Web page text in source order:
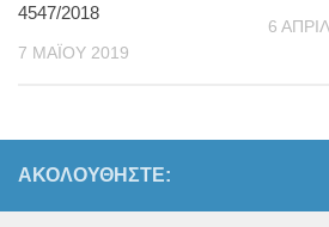
4547/2018
7 ΜΑΪ́ΟΥ 2019
6
ΑΚΟΛΟΥΘΉΣΤΕ: